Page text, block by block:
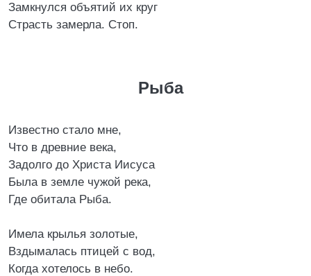
Замкнулся объятий их круг
Страсть замерла. Стоп.
Рыба
Известно стало мне,
Что в древние века,
Задолго до Христа Иисуса
Была в земле чужой река,
Где обитала Рыба.
Имела крылья золотые,
Вздымалась птицей с вод,
Когда хотелось в небо.